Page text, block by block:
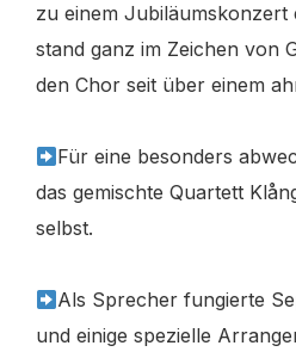
zu einem Jubiläumskonzert
stand ganz im Zeichen von
den Chor seit über einem
Für eine besonders
das gemischte Quartett
selbst.
Als Sprecher fungierte
und einige spezielle